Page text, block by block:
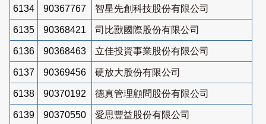
6134 90367767 智星先創科技股份有限公司
6135 90368421 司比獸國際股份有限公司
6136 90368463 立佳投資事業股份有限公司
6137 90369456 硬放大股份有限公司
6138 90370192 德真管理顧問股份有限公司
6139 90370550 愛思豐益股份有限公司